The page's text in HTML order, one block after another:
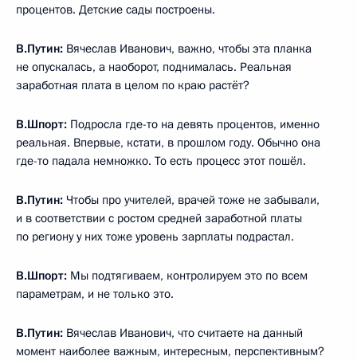
процентов. Детские сады построены.
В.Путин: Вячеслав Иванович, важно, чтобы эта планка
не опускалась, а наоборот, поднималась. Реальная
заработная плата в целом по краю растёт?
В.Шпорт: Подросла где-то на девять процентов, именно
реальная. Впервые, кстати, в прошлом году. Обычно она
где-то падала немножко. То есть процесс этот пошёл.
В.Путин: Чтобы про учителей, врачей тоже не забывали,
и в соответствии с ростом средней заработной платы
по региону у них тоже уровень зарплаты подрастал.
В.Шпорт: Мы подтягиваем, контролируем это по всем
параметрам, и не только это.
В.Путин: Вячеслав Иванович, что считаете на данный
момент наиболее важным, интересным, перспективным?